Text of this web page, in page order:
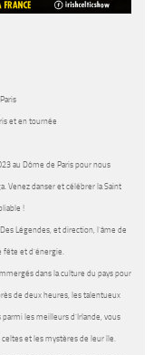
et en tournée
au Dôme de Paris pour nous
Venez danser et célébrer la Saint
!
Légendes, et direction, l’âme de
fête et d’énergie.
dans la culture du pays pour
de deux heures, les talentueux
les meilleurs d’Irlande, vous
et les mystères de leur île.